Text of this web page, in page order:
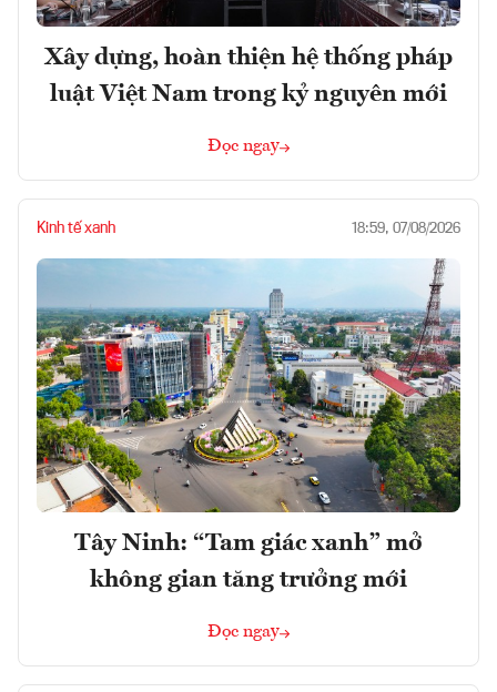
Xây dựng, hoàn thiện hệ thống pháp
luật Việt Nam trong kỷ nguyên mới
Đọc ngay
Kinh tế xanh 18:59, 07/08/2026
Tây Ninh: “Tam giác xanh” mở
không gian tăng trưởng mới
Đọc ngay